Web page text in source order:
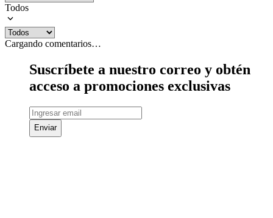
Todos
Cargando comentarios…
Suscríbete a nuestro correo y obtén
acceso a promociones exclusivas
Enviar